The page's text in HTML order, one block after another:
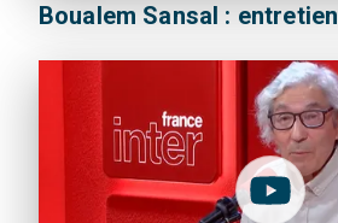
Boualem Sansal : entretien